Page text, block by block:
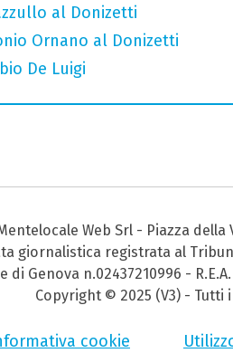
al Donizetti
Ornano al Donizetti
De Luigi
Web Srl - Piazza
giornalistica registrata al
Genova n.02437210996 -
Copyright © 2025 (V3) -
cookie